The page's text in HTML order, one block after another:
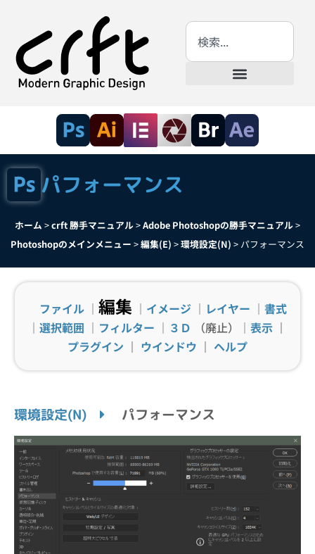
パフォーマンス
ホーム >crft 勝手マニュアル>Adobe Photoshopの勝手マニュアル>
Photoshopのメインメニュー >編集(E) >環境設定(N) > パフォーマンス
ファイル ｜ 編集 ｜ イメージ ｜ レイヤー ｜ 書式
｜ 選択範囲 ｜ フィルター ｜ ３Ｄ （廃止）｜ 表示 ｜
プラグイン ｜ ウインドウ ｜ ヘルプ
環境設定(N) パフォーマンス